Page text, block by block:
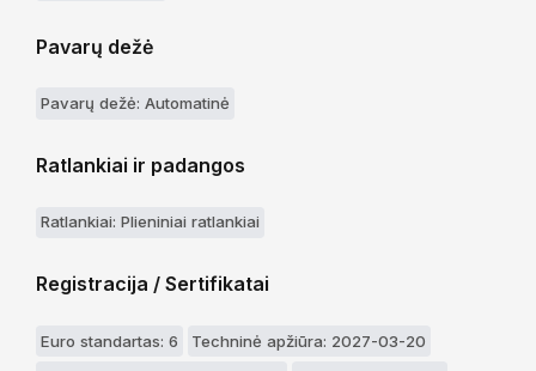
Pavarų dežė
Pavarų dežė: Automatinė
Ratlankiai ir padangos
Ratlankiai: Plieniniai ratlankiai
Registracija / Sertifikatai
Euro standartas: 6
Techninė apžiūra: 2027-03-20